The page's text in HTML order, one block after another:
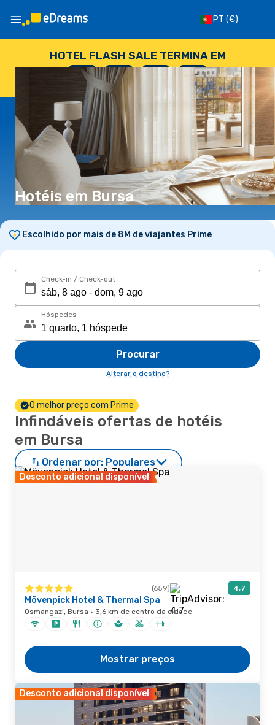
PT (€)
HOTEL FLASH SALE TERMINA EM
--
DIAS
: --
HORAS
: --
SEGUNDOS
Hotéis em Bursa
Escolhido por mais de 8M de viajantes Prime
Check-in / Check-out
Hóspedes
Procurar
Alterar o destino?
O melhor preço com Prime
Infindáveis ofertas de hotéis
em Bursa
Ordenar por: Populares
Desconto adicional disponível
(659) 4,7
Mövenpick Hotel & Thermal Spa
Osmangazi, Bursa · 3,6 km de centro da cidade
Mostrar preços
Desconto adicional disponível